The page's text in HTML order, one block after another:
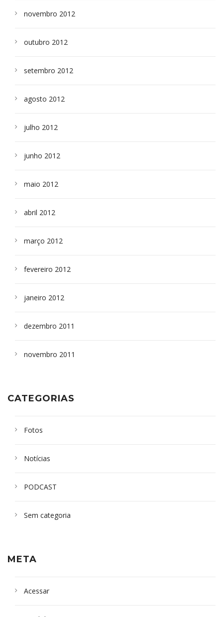
novembro 2012
outubro 2012
setembro 2012
agosto 2012
julho 2012
junho 2012
maio 2012
abril 2012
março 2012
fevereiro 2012
janeiro 2012
dezembro 2011
novembro 2011
CATEGORIAS
Fotos
Notícias
PODCAST
Sem categoria
META
Acessar